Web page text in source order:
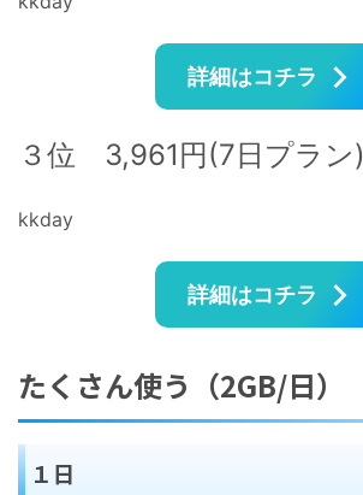
詳細はコチラ
３位 3,961円(7日プラン)
kkday
詳細はコチラ
たくさん使う（2GB/日）
１日